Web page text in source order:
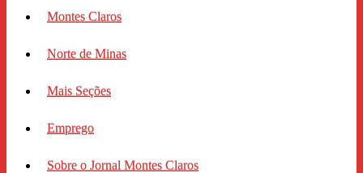
Montes Claros
Norte de Minas
Mais Seções
Emprego
Sobre o Jornal Montes Claros